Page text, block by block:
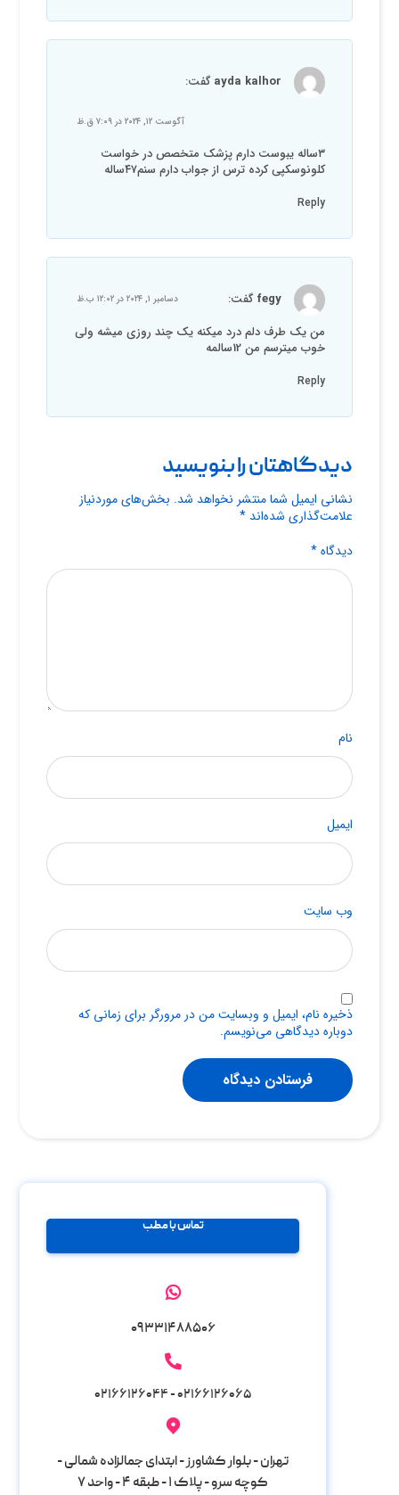
ayda kalhor گفت:
آگوست ۱۲, ۲۰۲۴ در ۷:۰۹ ق.ظ
۳ساله یبوست دارم پزشک متخصص در خواست
کلونوسکپی کرده ترس از جواب دارم سنم۴۷ساله
Reply
fegy گفت: دسامبر ۱, ۲۰۲۴ در ۱۲:۰۲ ب.ظ
من یک طرف دلم درد میکنه یک چند روزی میشه ولی
خوب میترسم من 12سالمه
Reply
دیدگاهتان را بنویسید
نشانی ایمیل شما منتشر نخواهد شد. بخش‌های موردنیاز
علامت‌گذاری شده‌اند*
دیدگاه*
نام
ایمیل
وب‌ سایت
ذخیره نام، ایمیل و وبسایت من در مرورگر برای زمانی که
دوباره دیدگاهی می‌نویسم.
فرستادن دیدگاه
تماس با مطب
۰۹۳۳۱۴۸۸۵۰۶
۰۲۱۶۶۱۲۶۰۶۵ - ۰۲۱۶۶۱۲۶۰۴۴
تهران - بلوار کشاورز - ابتدای جمالزاده شمالی -
کوچه سرو - پلاک ۱ - طبقه ۴ - واحد ۷